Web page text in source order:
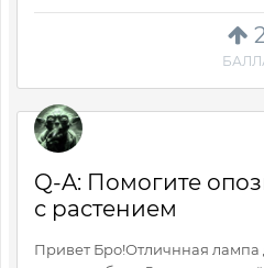
Q-A: Помогите
с растением
Привет Бро!Отличнная лампа